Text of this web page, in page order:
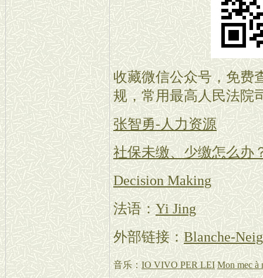
收藏微信公众号，免费
规，常用最高人民法院
张智勇-人力资源
社保未缴、少缴怎么办
Decision Making
法语：Yi Jing
外部链接：Blanche-
音乐：IO VIVO PER LEI Mon mec à